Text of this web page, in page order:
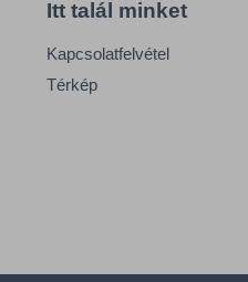
Itt talál minket
Kapcsolatfelvétel
Térkép